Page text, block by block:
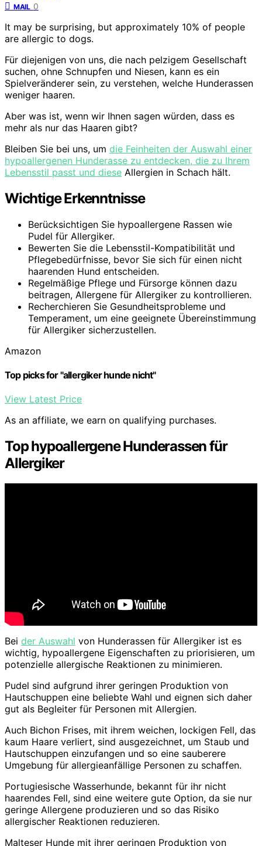
MAIL 0
It may be surprising, but approximately 10% of people
are allergic to dogs.
Für diejenigen von uns, die nach pelzigem Gesellschaft
suchen, ohne Schnupfen und Niesen, kann es ein
Spielveränderer sein, zu verstehen, welche Hunderassen
weniger haaren.
Aber was ist, wenn wir Ihnen sagen würden, dass es
mehr als nur das Haaren gibt?
Bleiben Sie bei uns, um die Feinheiten der Auswahl einer
hypoallergenen Hunderasse zu entdecken, die zu Ihrem
Lebensstil passt und diese Allergien in Schach hält.
Wichtige Erkenntnisse
Berücksichtigen Sie hypoallergene Rassen wie
Pudel für Allergiker.
Bewerten Sie die Lebensstil-Kompatibilität und
Pflegebedürfnisse, bevor Sie sich für einen nicht
haarenden Hund entscheiden.
Regelmäßige Pflege und Fürsorge können dazu
beitragen, Allergene für Allergiker zu kontrollieren.
Recherchieren Sie Gesundheitsprobleme und
Temperament, um eine geeignete Übereinstimmung
für Allergiker sicherzustellen.
Amazon
Top picks for "allergiker hunde nicht"
View Latest Price
As an affiliate, we earn on qualifying purchases.
Top hypoallergene Hunderassen für
Allergiker
Bei der Auswahl von Hunderassen für Allergiker ist es
wichtig, hypoallergene Eigenschaften zu priorisieren, um
potenzielle allergische Reaktionen zu minimieren.
Pudel sind aufgrund ihrer geringen Produktion von
Hautschuppen eine beliebte Wahl und eignen sich daher
gut als Begleiter für Personen mit Allergien.
Auch Bichon Frises, mit ihrem weichen, lockigen Fell, das
kaum Haare verliert, sind ausgezeichnet, um Staub und
Hautschuppen einzufangen und so eine sauberere
Umgebung für allergieanfällige Personen zu schaffen.
Portugiesische Wasserhunde, bekannt für ihr nicht
haarendes Fell, sind eine weitere gute Option, da sie nur
geringe Allergene produzieren und so das Risiko
allergischer Reaktionen reduzieren.
Malteser Hunde mit ihrer geringen Produktion von